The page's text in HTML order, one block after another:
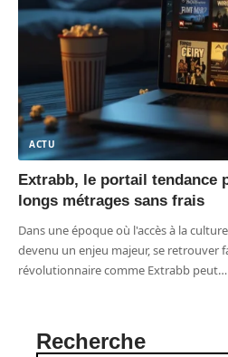
ACTU
Extrabb, le portail tendance
longs métrages sans frais
Dans une époque où l'accès à la
devenu un enjeu majeur, se retrouver
révolutionnaire comme Extrabb peut…
Recherche